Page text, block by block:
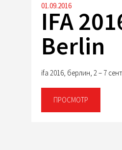
01.09.2016
IFA
Berlin
ifa 2016, берлин, 2 – 7
ПРОСМОТР